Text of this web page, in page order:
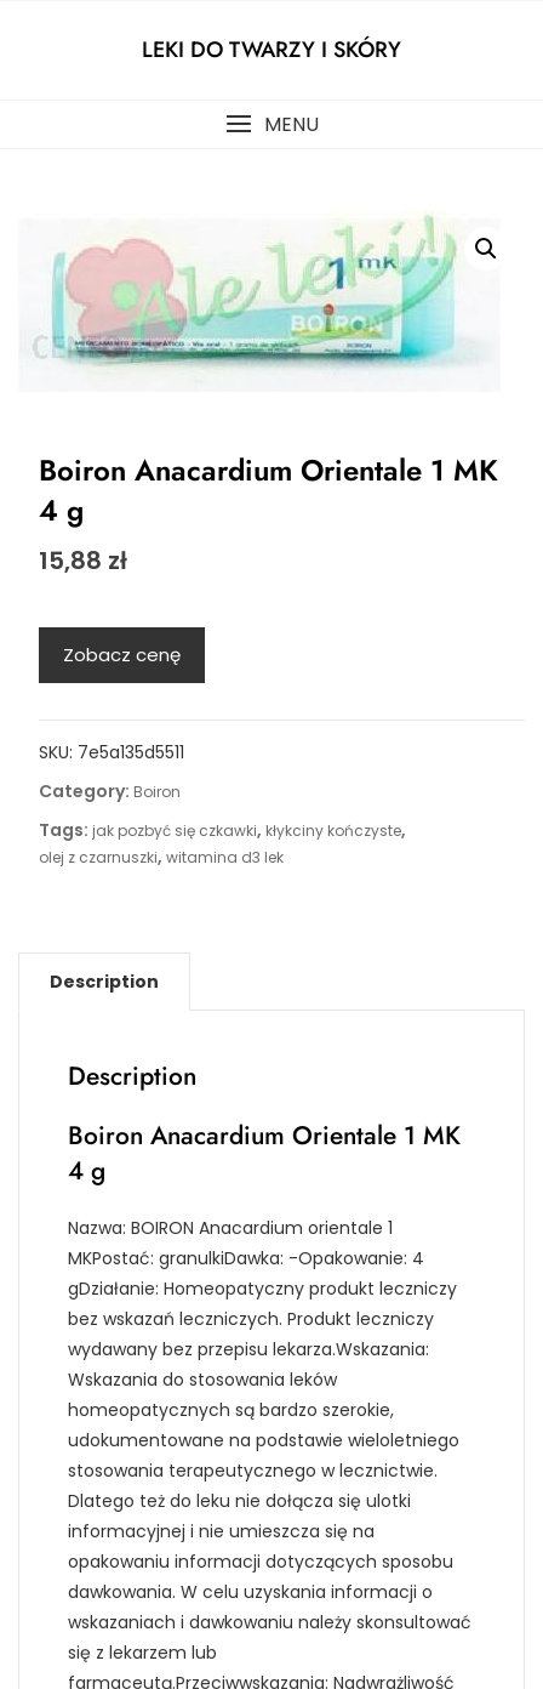
LEKI DO TWARZY I SKÓRY
MENU
Boiron Anacardium Orientale 1 MK
4 g
15,88 zł
Zobacz cenę
SKU: 7e5a135d5511
Category: Boiron
Tags: jak pozbyć się czkawki, kłykciny kończyste,
olej z czarnuszki, witamina d3 lek
Description
Description
Boiron Anacardium Orientale 1 MK
4 g
Nazwa: BOIRON Anacardium orientale 1
MKPostać: granulkiDawka: -Opakowanie: 4
gDziałanie: Homeopatyczny produkt leczniczy
bez wskazań leczniczych. Produkt leczniczy
wydawany bez przepisu lekarza.Wskazania:
Wskazania do stosowania leków
homeopatycznych są bardzo szerokie,
udokumentowane na podstawie wieloletniego
stosowania terapeutycznego w lecznictwie.
Dlatego też do leku nie dołącza się ulotki
informacyjnej i nie umieszcza się na
opakowaniu informacji dotyczących sposobu
dawkowania. W celu uzyskania informacji o
wskazaniach i dawkowaniu należy skonsultować
się z lekarzem lub
farmaceutą.Przeciwwskazania: Nadwrażliwość